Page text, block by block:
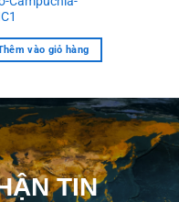
vào giỏ hàng
TIN